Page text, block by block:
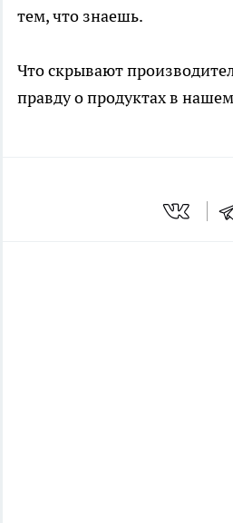
тем, что знаешь.
Что скрывают
правду о продуктах в нашем